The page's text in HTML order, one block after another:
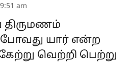
am
திருமணம்
யார் என்ற
வெற்றி பெற்று